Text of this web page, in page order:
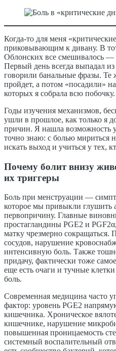
Когда-то для меня
приковывающим к дивану. В
Облонских все смешивалось —
Первый день всегда выпадал
говорили банальные фразы.
пройдет, а потом «посадили»
которых я собрала всю побочку.
Годы изучения механизмов,
ушли в прошлое, как только я
причин. Я нашла возможность
точно знаю: с болью мириться
искать выход и учиться у тех,
Почему болит внизу
их триггеры
Боль при менструации —
которое мы привыкли глушить
первопричину. Главные
простагландины PGE2 и
матку чрезмерно
сосудов, нарушение
интенсивную боль. Также
придачу, фактически тоже
еще есть очаги и тучные
боль.
Современная медицина часто
фактор: уровень PGE2
кишечника. Хроническое
кишечнике, нарушение
повышенная проницаемость
системный воспалительный